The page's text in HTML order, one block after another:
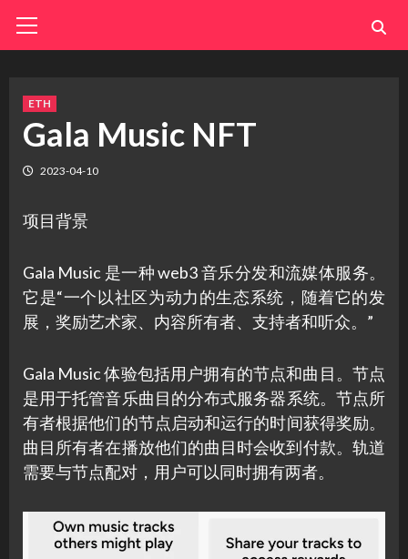
Menu
ETH
Gala Music NFT
2023-04-10
项目背景
Gala Music 是一种 web3 音乐分发和流媒体服务。
它是“一个以社区为动力的生态系统，随着它的发
展，奖励艺术家、内容所有者、支持者和听众。”
Gala Music 体验包括用户拥有的节点和曲目。节点
是用于托管音乐曲目的分布式服务器系统。节点所
有者根据他们的节点启动和运行的时间获得奖励。
曲目所有者在播放他们的曲目时会收到​​付款。轨道
需要与节点配对，用户可以同时拥有两者。